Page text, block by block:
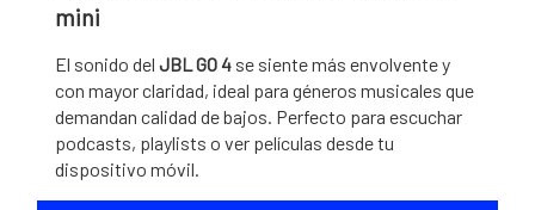
mini
El sonido del JBL GO 4 se siente más envolvente y
con mayor claridad, ideal para géneros musicales que
demandan calidad de bajos. Perfecto para escuchar
podcasts, playlists o ver películas desde tu
dispositivo móvil.